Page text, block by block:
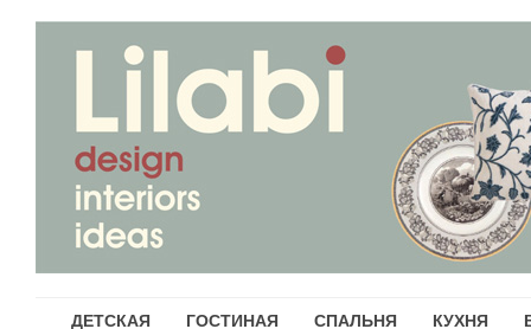
ДЕТСКАЯ ГОСТИНАЯ СПАЛЬНЯ КУХНЯ